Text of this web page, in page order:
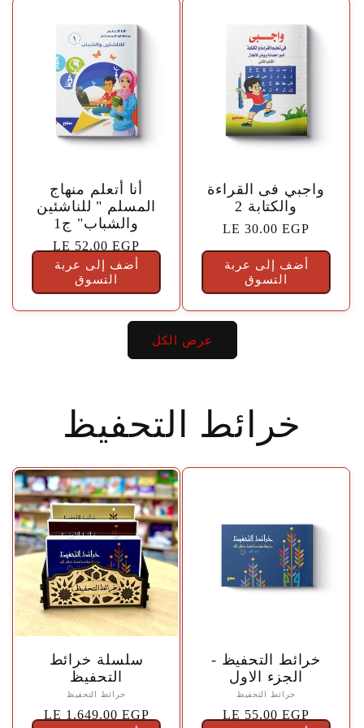
أنا أتعلم منهاج
المسلم " للناشئين
والشباب" ج1
السعر
الاعتيادي
LE 52.00 EGP
أضف إلى عربة
التسوق
واجبي فى القراءة
والكتابة 2
السعر
الاعتيادي
LE 30.00 EGP
أضف إلى عربة
التسوق
عرض الكل
خرائط التحفيظ
سلسلة خرائط
التحفيظ
خرائط التحفيظ
السعر
LE 1,649.00 EGP
خرائط التحفيظ -
الجزء الاول
خرائط التحفيظ
السعر
LE 55.00 EGP